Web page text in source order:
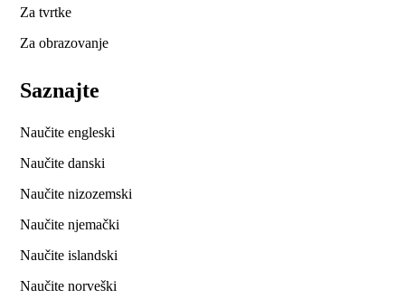
Za tvrtke
Za obrazovanje
Saznajte
Naučite engleski
Naučite danski
Naučite nizozemski
Naučite njemački
Naučite islandski
Naučite norveški